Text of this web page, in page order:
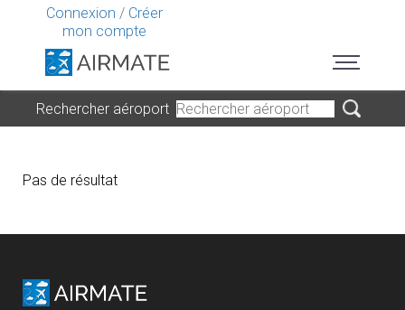
Connexion / Créer
mon compte
Rechercher aéroport
Pas de résultat